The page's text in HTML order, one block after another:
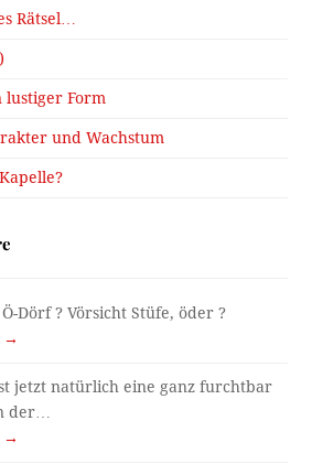
Rätsel…
lustiger Form
und Wachstum
Dörf ? Vörsicht Stüfe, öder ?
→
jetzt natürlich eine ganz furchtbar
der…
→